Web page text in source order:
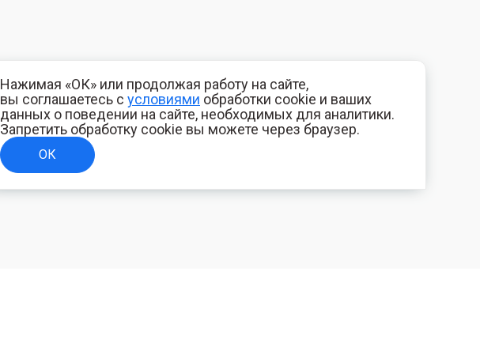
Нажимая «ОК» или продолжая работу на сайте,
вы соглашаетесь с условиями обработки cookie и ваших
данных о поведении на сайте, необходимых для аналитики.
Запретить обработку cookie вы можете через браузер.
ОК